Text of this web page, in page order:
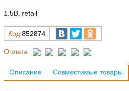
1.5В, retail
Код 852874
Оплата
Описание Совместимые товары